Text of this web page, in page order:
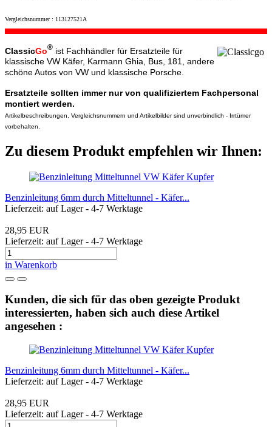
Vergleichsnummer : 113127521A
ClassicGo® ist Fachhändler für Ersatzteile für
klassische VW Käfer, Karmann Ghia, Bus, 181, andere
schöne Autos von VW und klassische Porsche.
Ersatzteile sollten immer nur von qualifiziertem Fachpersonal
montiert werden.
Artikelbeschreibungen, Vergleichsnummern und Artikelbilder sind unverbindlich - Irrtümer
vorbehalten.
Zu diesem Produkt empfehlen wir Ihnen:
Benzinleitung 6mm durch Mitteltunnel - Käfer...
Lieferzeit: auf Lager - 4-7 Werktage
28,95 EUR
Lieferzeit: auf Lager - 4-7 Werktage
in Warenkorb
Kunden, die sich für das oben gezeigte Produkt
interessierten, haben sich auch diese Artikel
angesehen :
Benzinleitung 6mm durch Mitteltunnel - Käfer...
Lieferzeit: auf Lager - 4-7 Werktage
28,95 EUR
Lieferzeit: auf Lager - 4-7 Werktage